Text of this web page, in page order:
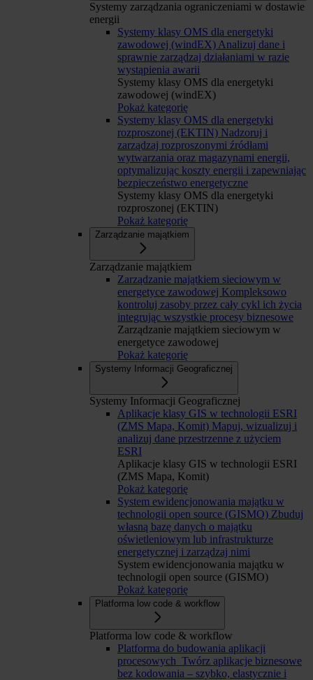
Systemy zarządzania ograniczeniami w dostawie
energii
Systemy klasy OMS dla energetyki
zawodowej (windEX) Analizuj dane i
sprawnie zarządzaj działaniami w razie
wystąpienia awarii
Systemy klasy OMS dla energetyki
zawodowej (windEX)
Pokaż kategorię
Systemy klasy OMS dla energetyki
rozproszonej (EKTIN) Nadzoruj i
zarządzaj rozproszonymi źródłami
wytwarzania oraz magazynami energii,
optymalizując koszty energii i zapewniając
bezpieczeństwo energetyczne
Systemy klasy OMS dla energetyki
rozproszonej (EKTIN)
Pokaż kategorię
Zarządzanie majątkiem
Zarządzanie majątkiem
Zarządzanie majątkiem sieciowym w
energetyce zawodowej Kompleksowo
kontroluj zasoby przez cały cykl ich życia
integrując wszystkie procesy biznesowe
Zarządzanie majątkiem sieciowym w
energetyce zawodowej
Pokaż kategorię
Systemy Informacji Geograficznej
Systemy Informacji Geograficznej
Aplikacje klasy GIS w technologii ESRI
(ZMS Mapa, Komit) Mapuj, wizualizuj i
analizuj dane przestrzenne z użyciem
ESRI
Aplikacje klasy GIS w technologii ESRI
(ZMS Mapa, Komit)
Pokaż kategorię
System ewidencjonowania majątku w
technologii open source (GISMO) Zbuduj
własną bazę danych o majątku
oświetleniowym lub infrastrukturze
energetycznej i zarządzaj nimi
System ewidencjonowania majątku w
technologii open source (GISMO)
Pokaż kategorię
Platforma low code & workflow
Platforma low code & workflow
Platforma do budowania aplikacji
procesowych Twórz aplikacje biznesowe
bez kodowania – szybko, elastycznie i